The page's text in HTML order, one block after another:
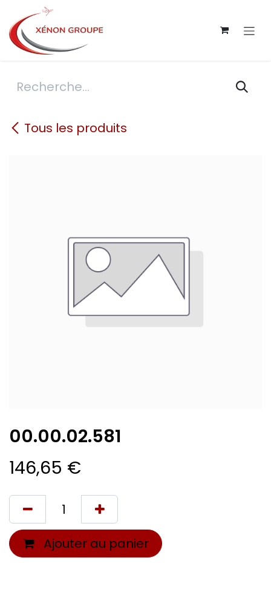
Se rendre au contenu
Tous les produits
00.00.02.581
146,65 €
Ajouter au panier